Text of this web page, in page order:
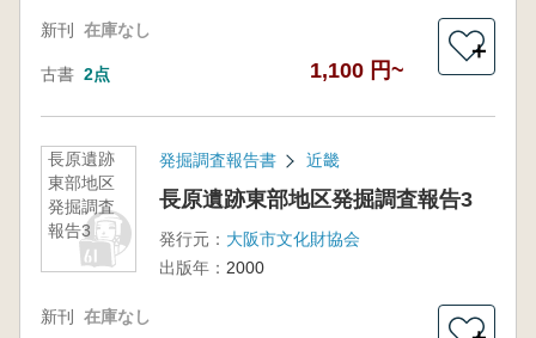
新刊 在庫なし
古書 2点 1,100 円~
＋
長原遺跡
東部地区
発掘調査
報告3
発掘調査報告書 近畿
長原遺跡東部地区発掘調査報告3
発行元： 大阪市文化財協会
出版年： 2000
新刊 在庫なし